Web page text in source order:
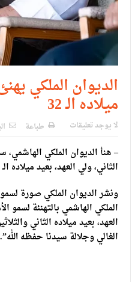
الديوان الملكي
ميلاده الـ 32
لا يوجد تعليقات طباعة
– هنأ الديوان الملكي الهاشمي،
الثاني، ولي العهد، بعيد ميلاده الـ 32، والذي يصادف اليوم الأحد.
ونشر الديوان الملكي صورة
الملكي الهاشمي بالتهنئة لسمو
العهد، بعيد ميلاده الثاني
الغالي وجلالة سيدنا حفظه الله”.